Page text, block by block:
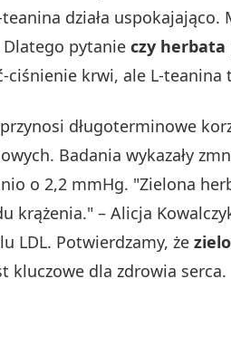
działa
pytanie czy herbata
ciśnienie krwi, ale L-teanina
długoterminowe
Badania wykazały
o 2,2 mmHg. "Zielona
krążenia." – Alicja
LDL. Potwierdzamy, że
kluczowe dla zdrowia serca.